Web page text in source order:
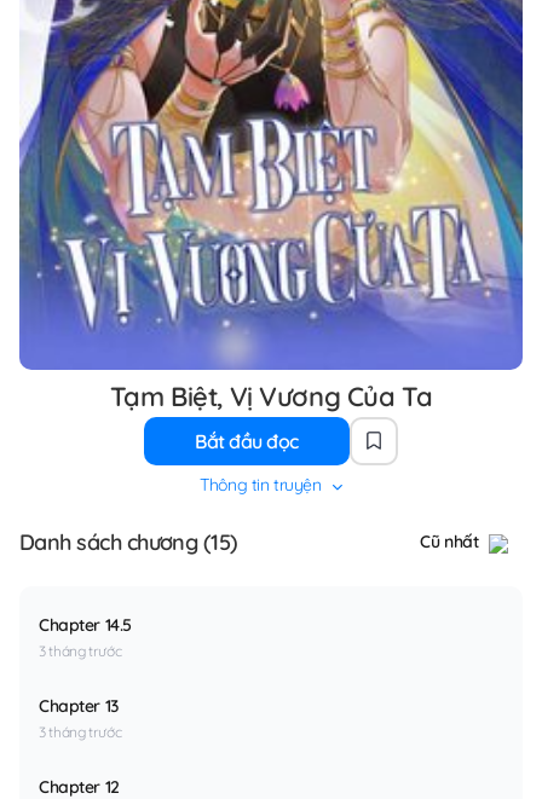
Tạm Biệt, Vị Vương Của Ta
Bắt đầu đọc
Thông tin truyện
Danh sách chương (15) Cũ nhất
Chapter 14.5
3 tháng trước
Chapter 13
3 tháng trước
Chapter 12